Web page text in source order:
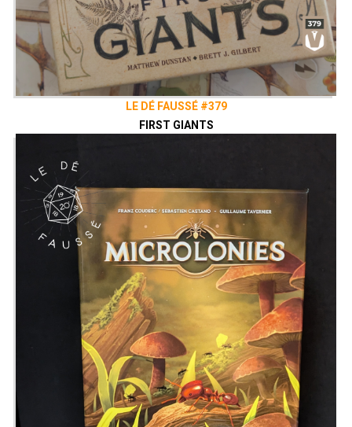
LE DÉ FAUSSÉ #379
FIRST GIANTS